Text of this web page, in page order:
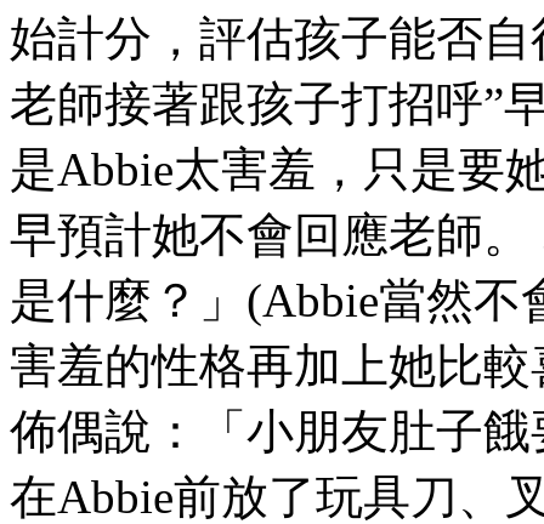
始計分，評估孩子能否
老師接著跟孩子打招呼”
是Abbie太害羞，只是要
早預計她不會回應老師
是什麼？」(Abbie當然
害羞的性格再加上她比
佈偶說：「小朋友肚子
在Abbie前放了玩具刀、